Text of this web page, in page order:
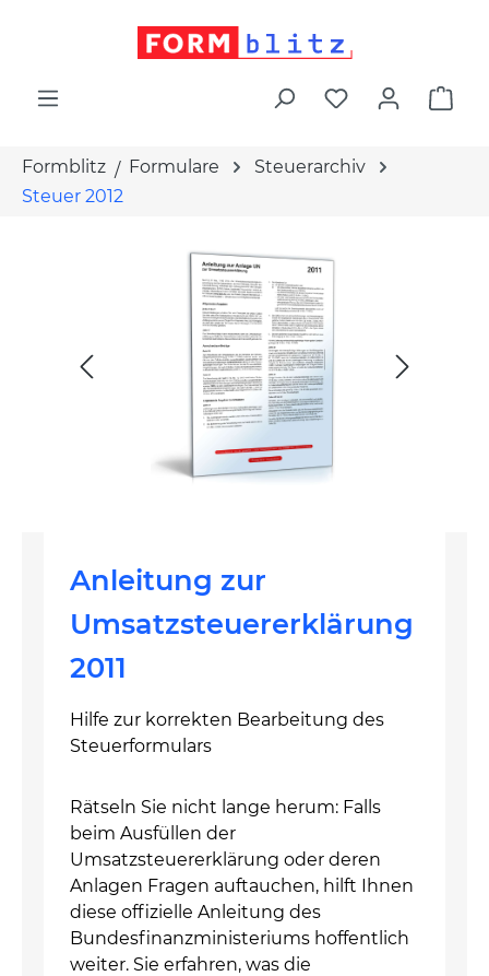
Formblitz Formulare
Steuerarchiv
Steuer 2012
Anleitung zur
Umsatzsteuererklärung
2011
Hilfe zur korrekten Bearbeitung des
Steuerformulars
Rätseln Sie nicht lange herum: Falls
beim Ausfüllen der
Umsatzsteuererklärung oder deren
Anlagen Fragen auftauchen, hilft Ihnen
diese offizielle Anleitung des
Bundesfinanzministeriums hoffentlich
weiter. Sie erfahren, was die